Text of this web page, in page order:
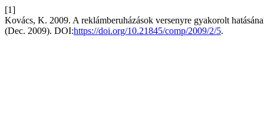
[1]
Kovács, K. 2009. A reklámberuházások versenyre gyakorolt
(Dec. 2009). DOI:https://doi.org/10.21845/comp/2009/2/5.